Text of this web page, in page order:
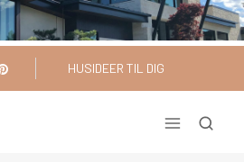
HUSIDEER TIL DIG